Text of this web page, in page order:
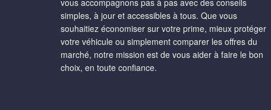
simples, à jour et accessibles à tous. Que vous
souhaitiez économiser sur votre prime, mieux protéger
votre véhicule ou simplement comparer les offres du
marché, notre mission est de vous aider à faire le bon
choix, en toute confiance.